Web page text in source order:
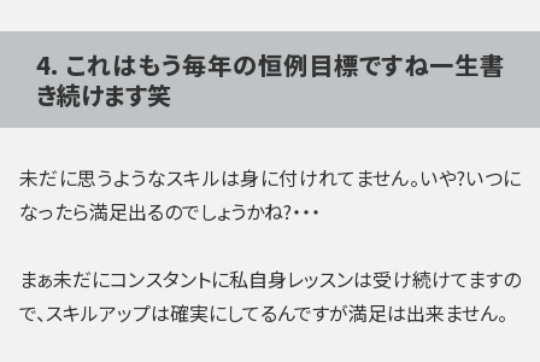
4. これはもう毎年の恒例目標ですね一生書
き続けます笑
未だに思うようなスキルは身に付けれてません。いや?いつに
なったら満足出るのでしょうかね?・・・
まぁ未だにコンスタントに私自身レッスンは受け続けてますの
で、スキルアップは確実にしてるんですが満足は出来ません。